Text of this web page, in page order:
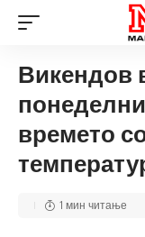
Викендов
времето
1 мин читање